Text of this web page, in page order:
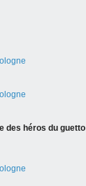
des héros du guetto